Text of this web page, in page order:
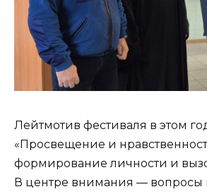
Лейтмотив фестиваля в этом
«Просвещение и
формирование личности и
В центре внимания — вопросы